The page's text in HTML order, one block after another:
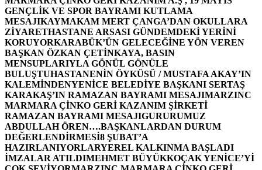
GENÇLİK VE SPOR BAYRAMI KUTLAMA
MESAJIKAYMAKAM MERT ÇANGA’DAN OKULLARA
ZİYARETHASTANE ARSASI GÜNDEMDEKİ YERİNİ
KORUYORKARABÜK’ÜN GELECEĞİNE YÖN VEREN
BAŞKAN ÖZKAN ÇETİNKAYA, BASIN
MENSUPLARIYLA GÖNÜL GÖNÜLE
BULUŞTUHASTANENİN ÖYKÜSÜ / MUSTAFA AKAY’IN
KALEMİNDENYENİCE BELEDİYE BAŞKANI SERTAŞ
KARAKAŞ’IN RAMAZAN BAYRAMI MESAJIMARZINC
MARMARA ÇİNKO GERİ KAZANIM ŞİRKETİ
RAMAZAN BAYRAMI MESAJIGURURUMUZ
ABDULLAH ÖREN….BAŞKANLARDAN DURUM
DEĞERLENDİRMESİ8 ŞUBAT’A
HAZIRLANIYORLARYEREL KALKINMA BAŞLADI
İMZALAR ATILDIMEHMET BÜYÜKKOÇAK YENİCE’Yİ